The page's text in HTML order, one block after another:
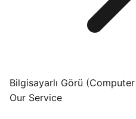
Bilgisayarlı Görü
Our Service